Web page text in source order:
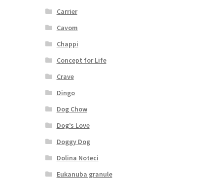
Carrier
Cavom
Chappi
Concept for Life
Crave
Dingo
Dog Chow
Dog’s Love
Doggy Dog
Dolina Noteci
Eukanuba granule